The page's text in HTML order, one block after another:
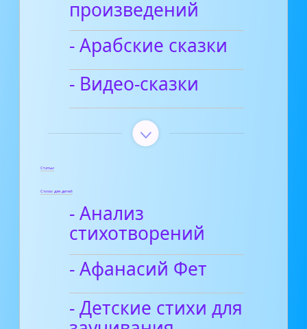
произведений
- Арабские сказки
- Видео-сказки
Статьи
Стихи для детей
- Анализ
стихотворений
- Афанасий Фет
- Детские стихи для